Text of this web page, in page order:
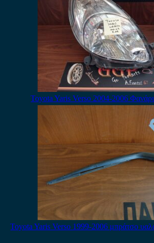
Toyota Yaris Verso 2004-2006
Toyota Yaris Verso 1999-2006 μπράτσο